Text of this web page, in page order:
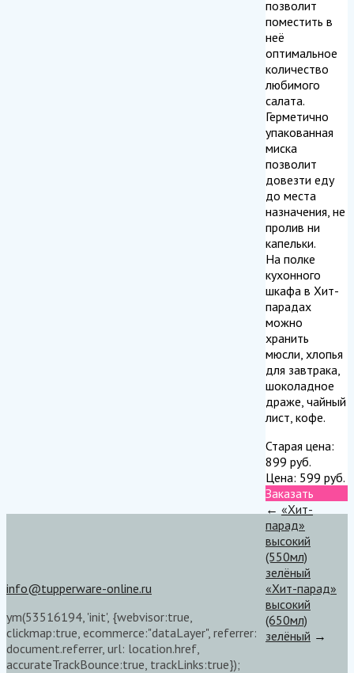
позволит
поместить в
неё
оптимальное
количество
любимого
салата.
Герметично
упакованная
миска
позволит
довезти еду
до места
назначения, не
пролив ни
капельки.
На полке
кухонного
шкафа в Хит-
парадах
можно
хранить
мюсли, хлопья
для завтрака,
шоколадное
драже, чайный
лист, кофе.
Старая цена:
899 руб.
Цена: 599 руб.
Заказать
← «Хит-
парад»
высокий
(550мл)
зелёный
«Хит-парад»
высокий
(650мл)
зелёный →
info@tupperware-online.ru
ym(53516194, 'init', {webvisor:true,
clickmap:true, ecommerce:"dataLayer", referrer:
document.referrer, url: location.href,
accurateTrackBounce:true, trackLinks:true});